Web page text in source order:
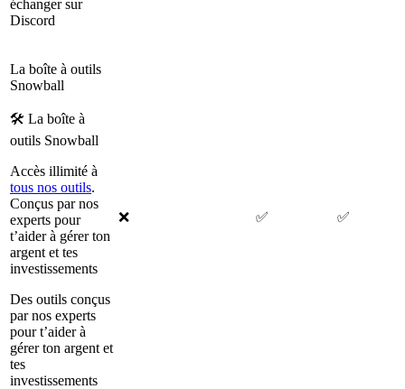
échanger sur
Discord
La boîte à outils
Snowball
🛠 La boîte à
outils Snowball
Accès illimité à
tous nos outils.
Conçus par nos
experts pour
t’aider à gérer ton
argent et tes
investissements
Des outils conçus
par nos experts
pour t’aider à
gérer ton argent et
tes
investissements
❌ ✅ ✅